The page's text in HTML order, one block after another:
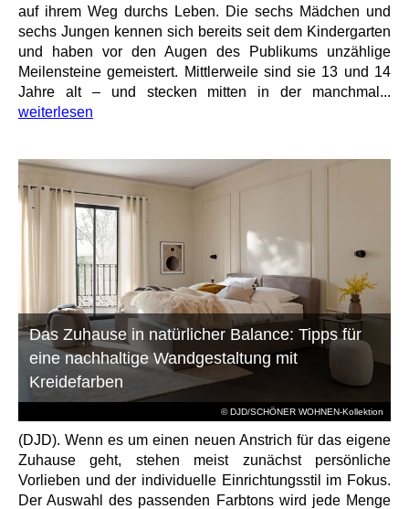
auf ihrem Weg durchs Leben. Die sechs Mädchen und
sechs Jungen kennen sich bereits seit dem Kindergarten
und haben vor den Augen des Publikums unzählige
Meilensteine gemeistert. Mittlerweile sind sie 13 und 14
Jahre alt – und stecken mitten in der manchmal...
weiterlesen
© DJD/SCHÖNER WOHNEN-Kollektion
Das Zuhause in natürlicher Balance: Tipps für
eine nachhaltige Wandgestaltung mit
Kreidefarben
(DJD). Wenn es um einen neuen Anstrich für das eigene
Zuhause geht, stehen meist zunächst persönliche
Vorlieben und der individuelle Einrichtungsstil im Fokus.
Der Auswahl des passenden Farbtons wird jede Menge